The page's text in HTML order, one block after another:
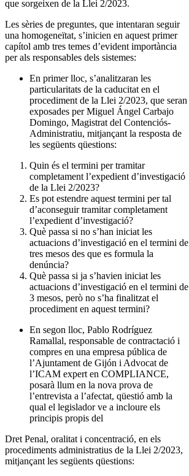
que sorgeixen de la Llei 2/2023.
Les sèries de preguntes, que intentaran seguir
una homogeneïtat, s’inicien en aquest primer
capítol amb tres temes d’evident importància
per als responsables dels sistemes:
En primer lloc, s’analitzaran les
particularitats de la caducitat en el
procediment de la Llei 2/2023, que seran
exposades per Miguel Ángel Carbajo
Domingo, Magistrat del Contenciós-
Administratiu, mitjançant la resposta de
les següents qüestions:
Quin és el termini per tramitar
completament l’expedient d’investigació
de la Llei 2/2023?
Es pot estendre aquest termini per tal
d’aconseguir tramitar completament
l’expedient d’investigació?
Què passa si no s’han iniciat les
actuacions d’investigació en el termini de
tres mesos des que es formula la
denúncia?
Què passa si ja s’havien iniciat les
actuacions d’investigació en el termini de
3 mesos, però no s’ha finalitzat el
procediment en aquest termini?
En segon lloc, Pablo Rodríguez
Ramallal, responsable de contractació i
compres en una empresa pública de
l’Ajuntament de Gijón i Advocat de
l’ICAM expert en COMPLIANCE,
posarà llum en la nova prova de
l’entrevista a l’afectat, qüestió amb la
qual el legislador ve a incloure els
principis propis del
Dret Penal, oralitat i concentració, en els
procediments administratius de la Llei 2/2023,
mitjançant les següents qüestions: